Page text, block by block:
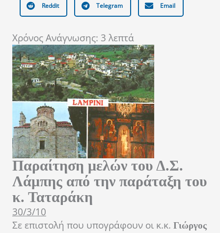
Reddit Telegram Email
Χρόνος Ανάγνωσης: 3 λεπτά
Παραίτηση μελών του Δ.Σ.
Λάμπης από την παράταξη του
κ. Ταταράκη
30/3/10
Σε επιστολή που υπογράφουν οι κ.κ. Γιώργος